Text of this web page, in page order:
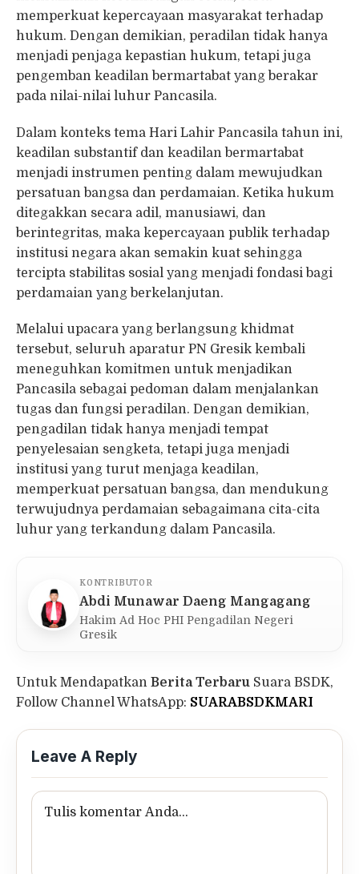
memperkuat kepercayaan masyarakat terhadap
hukum. Dengan demikian, peradilan tidak hanya
menjadi penjaga kepastian hukum, tetapi juga
pengemban keadilan bermartabat yang berakar
pada nilai-nilai luhur Pancasila.
Dalam konteks tema Hari Lahir Pancasila tahun ini,
keadilan substantif dan keadilan bermartabat
menjadi instrumen penting dalam mewujudkan
persatuan bangsa dan perdamaian. Ketika hukum
ditegakkan secara adil, manusiawi, dan
berintegritas, maka kepercayaan publik terhadap
institusi negara akan semakin kuat sehingga
tercipta stabilitas sosial yang menjadi fondasi bagi
perdamaian yang berkelanjutan.
Melalui upacara yang berlangsung khidmat
tersebut, seluruh aparatur PN Gresik kembali
meneguhkan komitmen untuk menjadikan
Pancasila sebagai pedoman dalam menjalankan
tugas dan fungsi peradilan. Dengan demikian,
pengadilan tidak hanya menjadi tempat
penyelesaian sengketa, tetapi juga menjadi
institusi yang turut menjaga keadilan,
memperkuat persatuan bangsa, dan mendukung
terwujudnya perdamaian sebagaimana cita-cita
luhur yang terkandung dalam Pancasila.
KONTRIBUTOR
Abdi Munawar Daeng Mangagang
Hakim Ad Hoc PHI Pengadilan Negeri
Gresik
Untuk Mendapatkan Berita Terbaru Suara BSDK,
Follow Channel WhatsApp: SUARABSDKMARI
Leave A Reply